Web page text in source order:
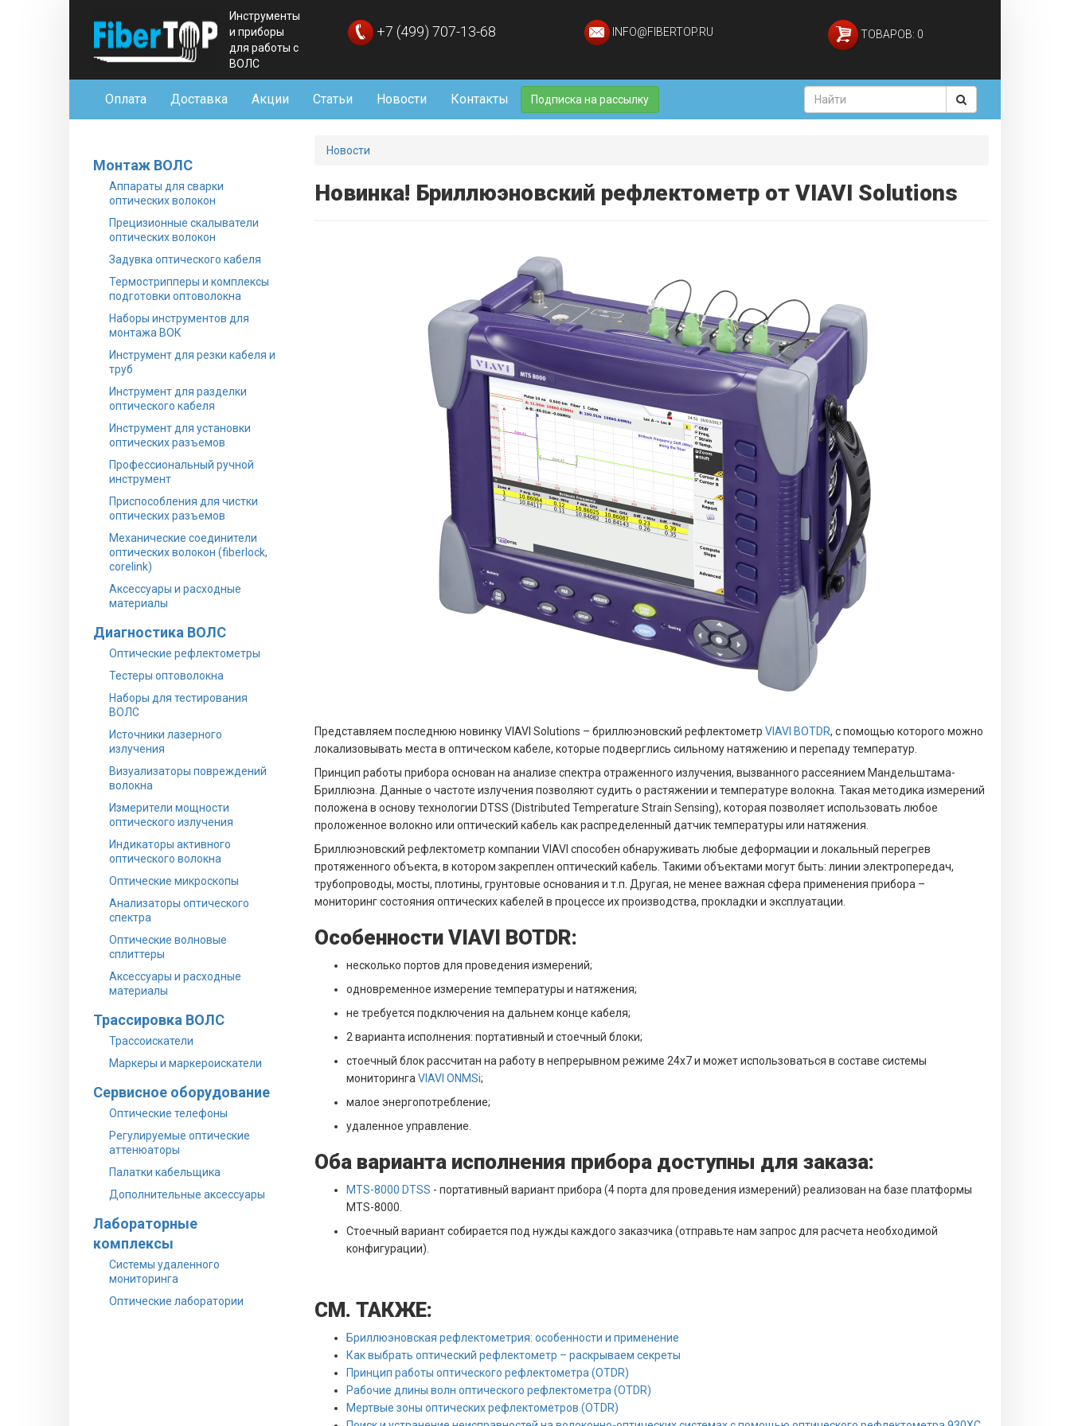
Инструменты
и приборы
для работы с
ВОЛС
+7 (499) 707-13-68 INFO@FIBERTOP.RU ТОВАРОВ: 0
Оплата Доставка Акции Статьи Новости Контакты Подписка на рассылку
Монтаж ВОЛС
Аппараты для сварки
оптических волокон
Прецизионные скалыватели
оптических волокон
Задувка оптического кабеля
Термострипперы и комплексы
подготовки оптоволокна
Наборы инструментов для
монтажа ВОК
Инструмент для резки кабеля и
труб
Инструмент для разделки
оптического кабеля
Инструмент для установки
оптических разъемов
Профессиональный ручной
инструмент
Приспособления для чистки
оптических разъемов
Механические соединители
оптических волокон (fiberlock,
corelink)
Аксессуары и расходные
материалы
Диагностика ВОЛС
Оптические рефлектометры
Тестеры оптоволокна
Наборы для тестирования
ВОЛС
Источники лазерного
излучения
Визуализаторы повреждений
волокна
Измерители мощности
оптического излучения
Индикаторы активного
оптического волокна
Оптические микроскопы
Анализаторы оптического
спектра
Оптические волновые
сплиттеры
Аксессуары и расходные
материалы
Трассировка ВОЛС
Трассоискатели
Маркеры и маркероискатели
Сервисное оборудование
Оптические телефоны
Регулируемые оптические
аттенюаторы
Палатки кабельщика
Дополнительные аксессуары
Лабораторные
комплексы
Системы удаленного
мониторинга
Оптические лаборатории
Новости
Новинка! Бриллюэновский рефлектометр от VIAVI Solutions
Представляем последнюю новинку VIAVI Solutions – бриллюэновский рефлектометр VIAVI BOTDR, с помощью которого можно
локализовывать места в оптическом кабеле, которые подверглись сильному натяжению и перепаду температур.
Принцип работы прибора основан на анализе спектра отраженного излучения, вызванного рассеянием Мандельштама-
Бриллюэна. Данные о частоте излучения позволяют судить о растяжении и температуре волокна. Такая методика измерений
положена в основу технологии DTSS (Distributed Temperature Strain Sensing), которая позволяет использовать любое
проложенное волокно или оптический кабель как распределенный датчик температуры или натяжения.
Бриллюэновский рефлектометр компании VIAVI способен обнаруживать любые деформации и локальный перегрев
протяженного объекта, в котором закреплен оптический кабель. Такими объектами могут быть: линии электропередач,
трубопроводы, мосты, плотины, грунтовые основания и т.п. Другая, не менее важная сфера применения прибора –
мониторинг состояния оптических кабелей в процессе их производства, прокладки и эксплуатации.
Особенности VIAVI BOTDR:
несколько портов для проведения измерений;
одновременное измерение температуры и натяжения;
не требуется подключения на дальнем конце кабеля;
2 варианта исполнения: портативный и стоечный блоки;
стоечный блок рассчитан на работу в непрерывном режиме 24х7 и может использоваться в составе системы
мониторинга VIAVI ONMSi;
малое энергопотребление;
удаленное управление.
Оба варианта исполнения прибора доступны для заказа:
MTS-8000 DTSS - портативный вариант прибора (4 порта для проведения измерений) реализован на базе платформы
MTS-8000.
Стоечный вариант собирается под нужды каждого заказчика (отправьте нам запрос для расчета необходимой
конфигурации).
СМ. ТАКЖЕ:
Бриллюэновская рефлектометрия: особенности и применение
Как выбрать оптический рефлектометр – раскрываем секреты
Принцип работы оптического рефлектометра (OTDR)
Рабочие длины волн оптического рефлектометра (OTDR)
Мертвые зоны оптических рефлектометров (OTDR)